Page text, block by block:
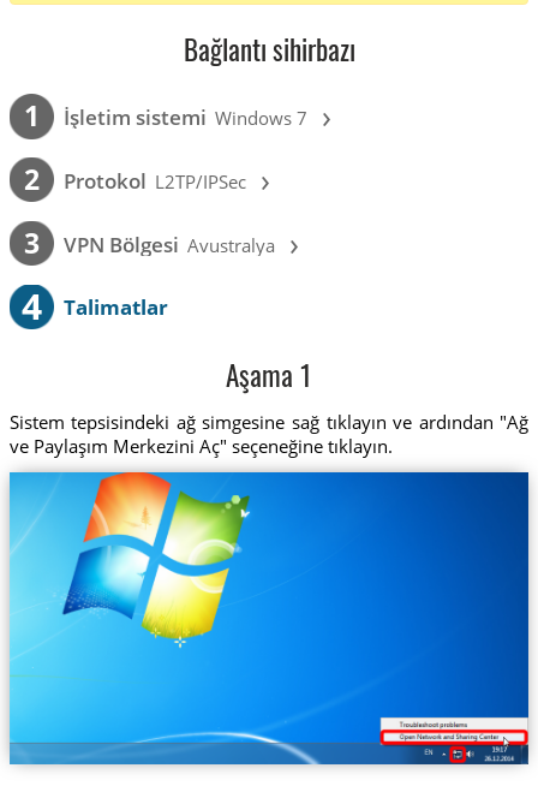
Bağlantı sihirbazı
1 İşletim sistemi Windows 7 ›
2 Protokol L2TP/IPSec ›
3 VPN Bölgesi Avustralya ›
4 Talimatlar
Aşama 1
Sistem tepsisindeki ağ simgesine sağ tıklayın ve ardından "Ağ
ve Paylaşım Merkezini Aç" seçeneğine tıklayın.